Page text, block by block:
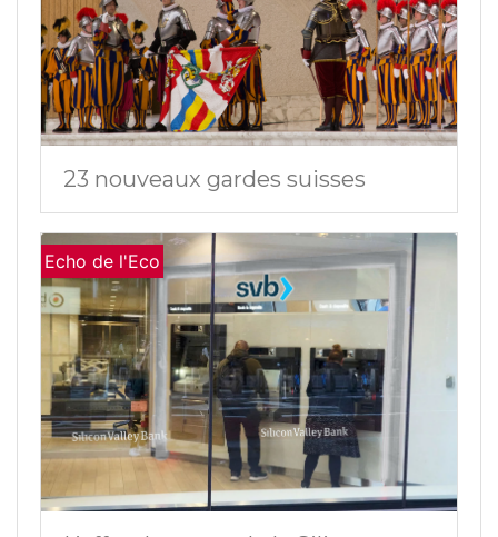
23 nouveaux gardes suisses
Echo de l'Eco